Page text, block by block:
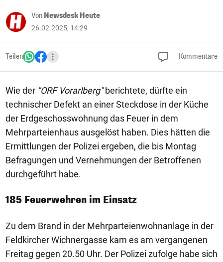
Von Newsdesk Heute
26.02.2025, 14:29
Teilen Kommentare
Wie der "ORF Vorarlberg"berichtete, dürfte ein
technischer Defekt an einer Steckdose in der Küche
der Erdgeschosswohnung das Feuer in dem
Mehrparteienhaus ausgelöst haben. Dies hätten die
Ermittlungen der Polizei ergeben, die bis Montag
Befragungen und Vernehmungen der Betroffenen
durchgeführt habe.
185 Feuerwehren im Einsatz
Zu dem Brand in der Mehrparteienwohnanlage in der
Feldkircher Wichnergasse kam es am vergangenen
Freitag gegen 20.50 Uhr. Der Polizei zufolge habe sich